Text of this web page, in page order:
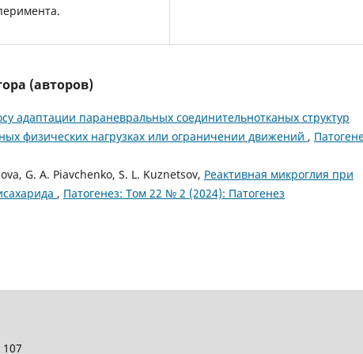
(авторов)
адаптации параневральных соединительнотканых структур
физических нагрузках или ограничении движений ,
G. A. Piavchenko, S. L. Kuznetsov, Реактивная микроглия при
, Патогенез: Том 22 № 2 (2024): Патогенез